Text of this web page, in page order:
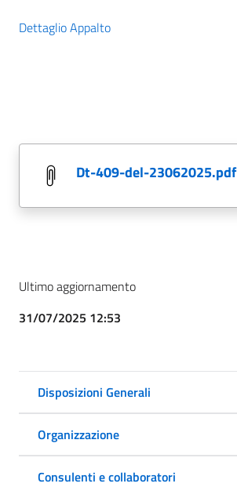
Dettaglio Appalto
dt-409-del-23062025.pdf
Ultimo aggiornamento
31/07/2025 12:53
Disposizioni Generali
Organizzazione
Consulenti e collaboratori